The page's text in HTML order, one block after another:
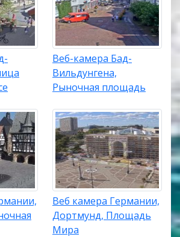
Веб-камера Бад-
Вильдунгена,
Рыночная площадь
Веб камера Германии,
Дортмунд, Площадь
Мира